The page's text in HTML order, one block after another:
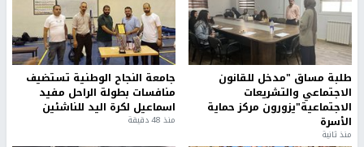
طلبة مساق "مدخل للقانون
الاجتماعي والتشريعات
الاجتماعية"يزورون مركز حماية
الأسرة
منذ ثانية
جامعة النجاح الوطنية تستضيف
منافسات بطولة الراحل مفيد
اسماعيل لكرة اليد للناشئين
منذ 48 دقيقة